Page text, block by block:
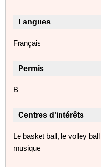
Langues
Français
Permis
B
Centres d'intérêts
Le basket ball, le volley
musique